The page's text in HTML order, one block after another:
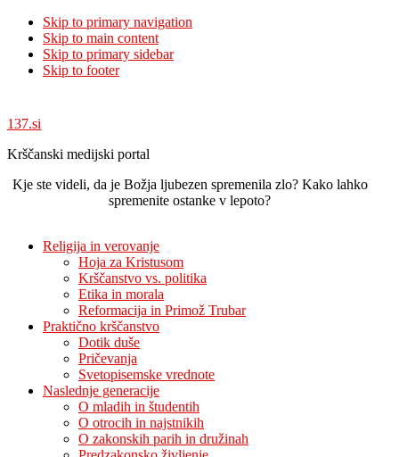
Skip to primary navigation
Skip to main content
Skip to primary sidebar
Skip to footer
137.si
Krščanski medijski portal
Kje ste videli, da je Božja ljubezen spremenila zlo? Kako lahko
spremenite ostanke v lepoto?
Religija in verovanje
Hoja za Kristusom
Krščanstvo vs. politika
Etika in morala
Reformacija in Primož Trubar
Praktično krščanstvo
Dotik duše
Pričevanja
Svetopisemske vrednote
Naslednje generacije
O mladih in študentih
O otrocih in najstnikih
O zakonskih parih in družinah